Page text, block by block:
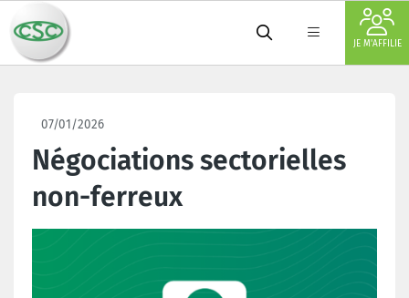
JE M'AFFILIE
07/01/2026
Négociations sectorielles
non-ferreux